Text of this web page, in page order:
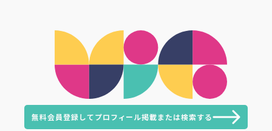
無料会員登録してプロフィール掲載または検索する